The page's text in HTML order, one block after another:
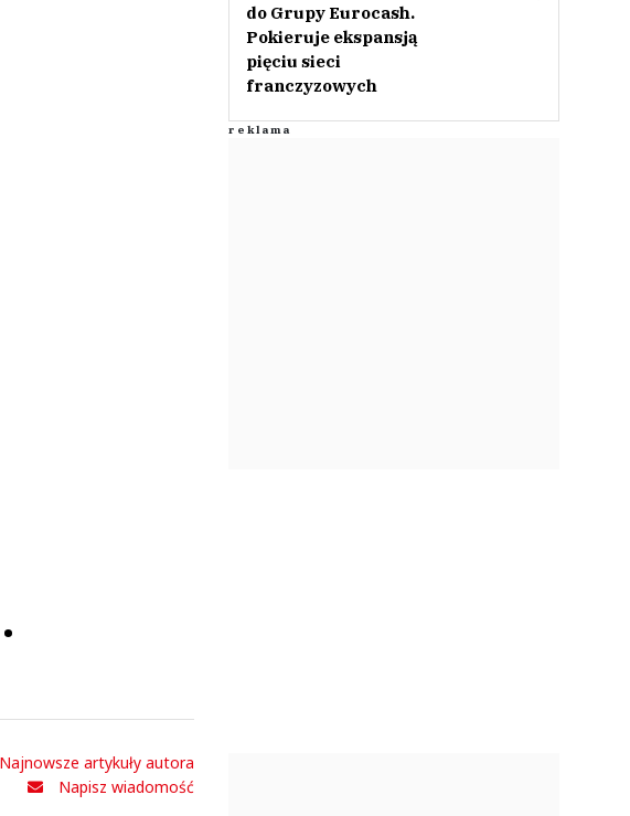
do Grupy Eurocash.
Pokieruje ekspansją
pięciu sieci
franczyzowych
Najnowsze artykuły autora
Napisz wiadomość